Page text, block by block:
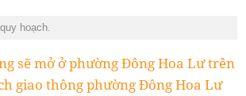
hoạch.
sẽ mở ở phường Đông Hoa Lư trên
giao thông phường Đông Hoa Lư